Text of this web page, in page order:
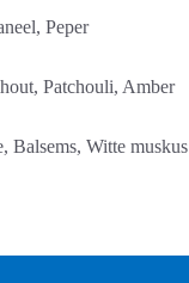
Peper
Patchouli, Amber
Balsems, Witte muskus